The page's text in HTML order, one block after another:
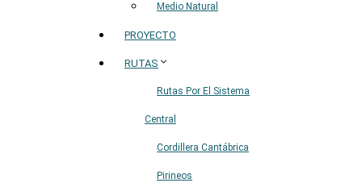
Medio Natural
PROYECTO
RUTAS
Rutas Por El Sistema
Central
Cordillera Cantábrica
Pirineos